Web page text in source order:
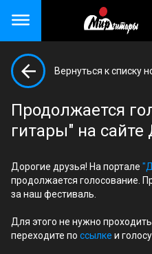
Close menu
Вернуться к списку
Продолжается
гитары" на
Дорогие друзья! На портале
продолжается голосование.
за наш фестиваль.
Для этого не нужно
переходите по ссылке и